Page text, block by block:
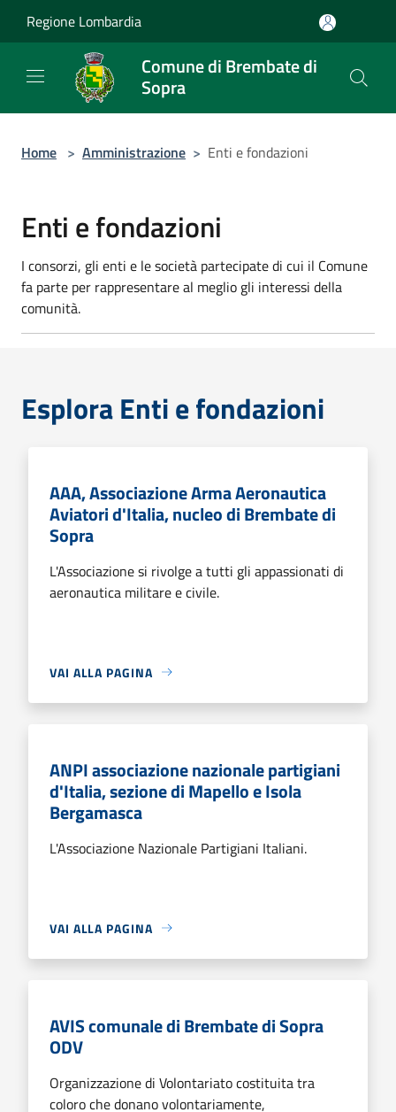
Regione Lombardia
Comune di Brembate di
Sopra
Home > Amministrazione > Enti e fondazioni
Enti e fondazioni
I consorzi, gli enti e le società partecipate di cui il Comune
fa parte per rappresentare al meglio gli interessi della
comunità.
Esplora Enti e fondazioni
AAA, Associazione Arma Aeronautica
Aviatori d'Italia, nucleo di Brembate di
Sopra
L'Associazione si rivolge a tutti gli appassionati di
aeronautica militare e civile.
VAI ALLA PAGINA
ANPI associazione nazionale partigiani
d'Italia, sezione di Mapello e Isola
Bergamasca
L'Associazione Nazionale Partigiani Italiani.
VAI ALLA PAGINA
AVIS comunale di Brembate di Sopra
ODV
Organizzazione di Volontariato costituita tra
coloro che donano volontariamente,